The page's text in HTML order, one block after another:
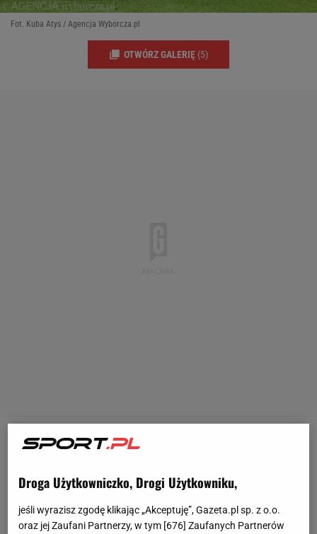
Fot. Kuba Atys / Agencja Wyborcza.pl
OTWÓRZ GALERIĘ (5)
Kiedy na początku maja
się, że nic jej nie powstrzyma i wróci do ekstraklasy.
Od tamtej pory zespół spisywał się jednak fatalnie i
nie dość, że zremisował z pogrążonym w kryzysie
Droga Użytkowniczko, Drogi Użytkowniku,
jeśli wyrazisz zgodę klikając „Akceptuję”, Gazeta.pl sp. z o.o.
oraz jej Zaufani Partnerzy, w tym [676] Zaufanych Partnerów